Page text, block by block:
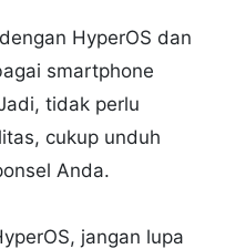
HyperOS dan
smartphone
tidak perlu
cukup unduh
Anda.
jangan lupa